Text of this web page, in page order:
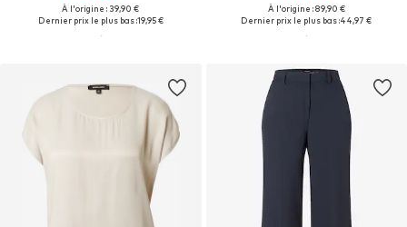
À l'origine : 39,90 €
Dernier prix le plus bas :19,95 €
À l'origine : 89,90 €
Dernier prix le plus bas :44,97 €